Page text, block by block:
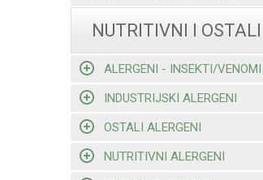
NUTRITIVNI I OSTALI
ALERGENI - INSEKTI/VENOMI
INDUSTRIJSKI ALERGENI
OSTALI ALERGENI
NUTRITIVNI ALERGENI